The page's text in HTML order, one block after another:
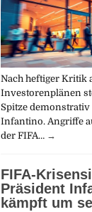
Nach heftiger Kritik
Investorenplänen
Spitze
Infantino. Angriffe
der FIFA… →
FIFA-
Präsident
kämpft um